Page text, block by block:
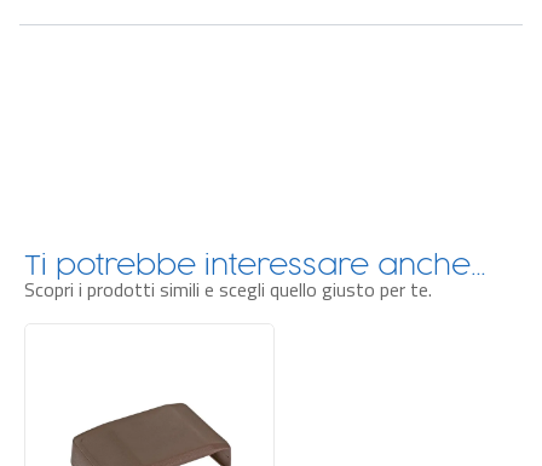
Ti potrebbe interessare anche…
Scopri i prodotti simili e scegli quello giusto per te.